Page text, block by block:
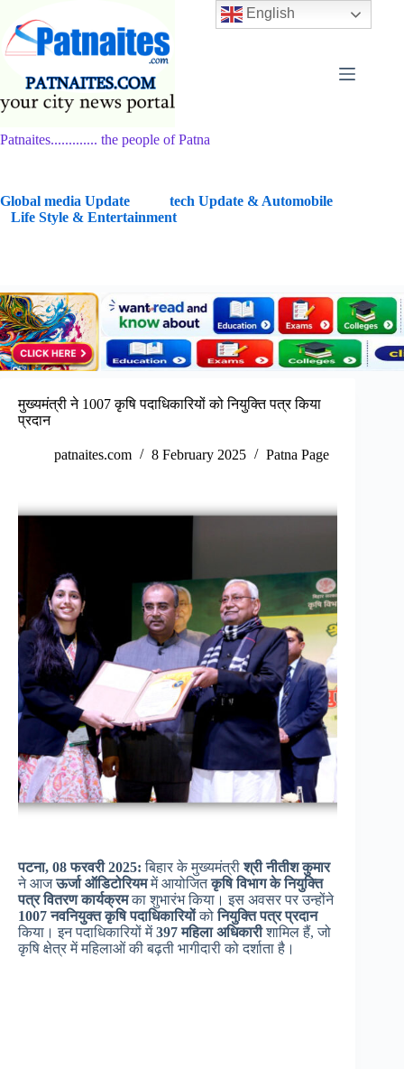
content
Patnaites............. the people of Patna
Global media Update
tech Update & Automobile
Life Style & Entertainment
मुख्यमंत्री ने 1007 कृषि पदाधिकारियों को नियुक्ति पत्र किया
प्रदान
patnaites.com 8 February 2025 Patna Page
पटना, 08 फरवरी 2025: बिहार के मुख्यमंत्रीश्री नीतीश कुमार
ने आजऊर्जा ऑडिटोरियममें आयोजितकृषि विभाग के नियुक्ति
पत्र वितरण कार्यक्रमका शुभारंभ किया। इस अवसर पर उन्होंने
1007 नवनियुक्त कृषि पदाधिकारियोंकोनियुक्ति पत्र प्रदान
किया। इन पदाधिकारियों में397 महिला अधिकारीशामिल हैं, जो
कृषि क्षेत्र में महिलाओं की बढ़ती भागीदारी को दर्शाता है।
English